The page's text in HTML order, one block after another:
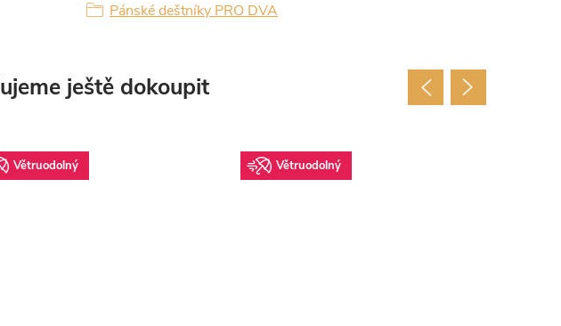
Pánské deštníky PRO DVA
ještě dokoupit
Větruodolný Větruodolný